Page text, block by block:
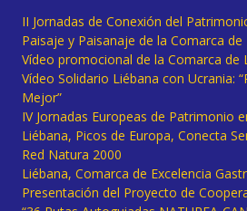
II Jornadas de Conexión del
Paisaje y Paisanaje de la Comarca de
Vídeo promocional de la Comarca de
Vídeo Solidario Liébana con Ucrania:
Mejor”
IV Jornadas Europeas de Patrimonio
Liébana, Picos de Europa, Conecta
Red Natura 2000
Liébana, Comarca de Excelencia
Presentación del Proyecto de